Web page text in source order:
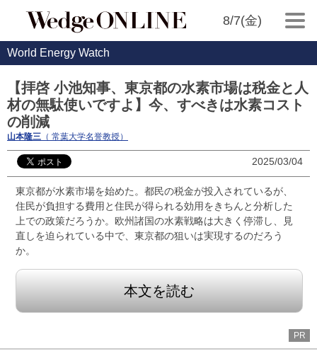
8/7(金)
World Energy Watch
【拝啓 小池知事、東京都の水素市場は税金と人
材の無駄使いですよ】今、すべきは水素コスト
の削減
山本隆三 （ 常葉大学名誉教授）
2025/03/04
東京都が水素市場を始めた。都民の税金が投入されているが、
住民が負担する費用と住民が得られる効用をきちんと分析した
上での政策だろうか。欧州諸国の水素戦略は大きく停滞し、見
直しを迫られている中で、東京都の狙いは実現するのだろう
か。
本文を読む
PR